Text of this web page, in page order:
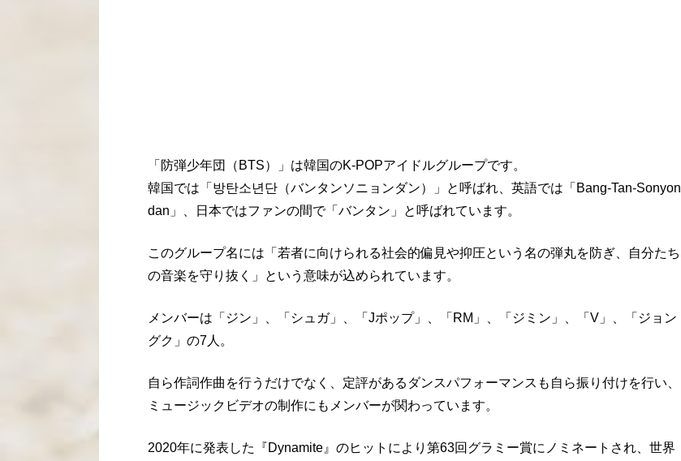
「防弾少年団（BTS）」は韓国のK-POPアイドルグループです。
韓国では「방탄소년단（バンタンソニョンダン）」と呼ばれ、英語では「Bang-Tan-Sonyon
dan」、日本ではファンの間で「バンタン」と呼ばれています。
このグループ名には「若者に向けられる社会的偏見や抑圧という名の弾丸を防ぎ、自分たち
の音楽を守り抜く」という意味が込められています。
メンバーは「ジン」、「シュガ」、「Jポップ」、「RM」、「ジミン」、「V」、「ジョン
グク」の7人。
自ら作詞作曲を行うだけでなく、定評があるダンスパフォーマンスも自ら振り付けを行い、
ミュージックビデオの制作にもメンバーが関わっています。
2020年に発表した『Dynamite』のヒットにより第63回グラミー賞にノミネートされ、世界